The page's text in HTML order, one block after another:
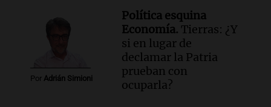
Por Adrián Simioni
Política esquina
Economía. Tierras: ¿Y
si en lugar de
declamar la Patria
prueban con
ocuparla?